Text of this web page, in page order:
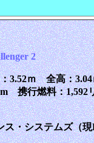
2
3.52ｍ 全高：
携行燃料：1,592
・システムズ（